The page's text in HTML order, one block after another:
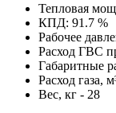
Тепловая
КПД: 91.7 %
Рабочее
Расход ГВС
Габаритные
Расход газа,
Вес, кг - 28